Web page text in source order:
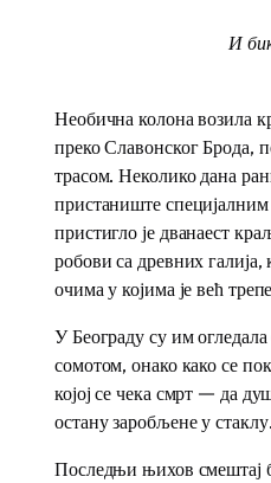
И
Необична колона возила
преко Славонског Брода,
трасом. Неколико дана
пристаниште
пристигло је дванаест
робови са древних
очима у којима је већ
У Београду су им
сомотом, онако како се
којој се чека смрт — да
остану заробљене у стаклу.
Последњи њихов смештај